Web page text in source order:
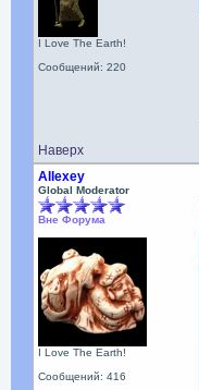
I Love The Earth!
Сообщений: 220
Наверх
Allexey
Global Moderator
Вне Форума
I Love The Earth!
Сообщений: 416